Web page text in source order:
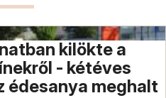
kilökte a
- kétéves
édesanya meghalt